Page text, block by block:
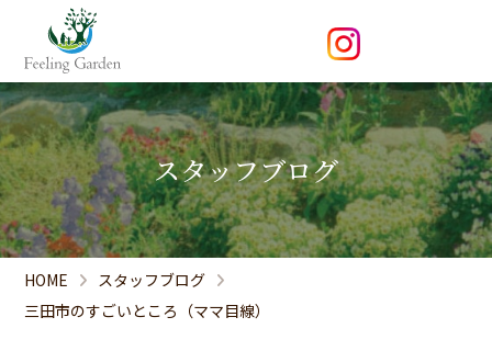
スタッフブログ
HOME
スタッフブログ
三田市のすごいところ（ママ目線）